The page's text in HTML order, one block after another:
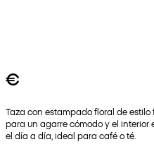
€
Taza con estampado floral de
para un agarre cómodo y el
el día a día, ideal para café o té.